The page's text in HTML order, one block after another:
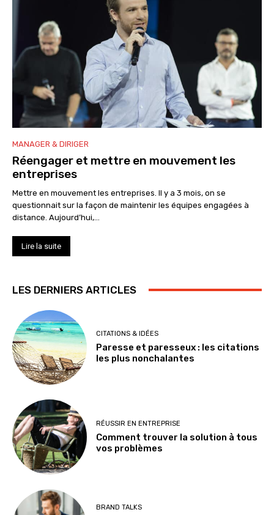
MANAGER & DIRIGER
Réengager et mettre en mouvement les
entreprises
Mettre en mouvement les entreprises. Il y a 3 mois, on se
questionnait sur la façon de maintenir les équipes engagées à
distance. Aujourd’hui,...
Lire la suite
LES DERNIERS ARTICLES
CITATIONS & IDÉES
Paresse et paresseux : les citations
les plus nonchalantes
RÉUSSIR EN ENTREPRISE
Comment trouver la solution à tous
vos problèmes
BRAND TALKS